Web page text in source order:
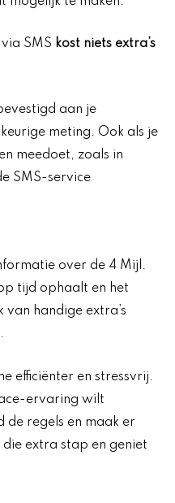
SMS kost niets extra’s
aan je
meting. Ook als je
meedoet, zoals in
SMS-service
over de 4 Mijl.
tijd ophaalt en het
handige extra’s
.
efficiënter en stressvrij.
ervaring wilt
regels en maak er
extra stap en geniet